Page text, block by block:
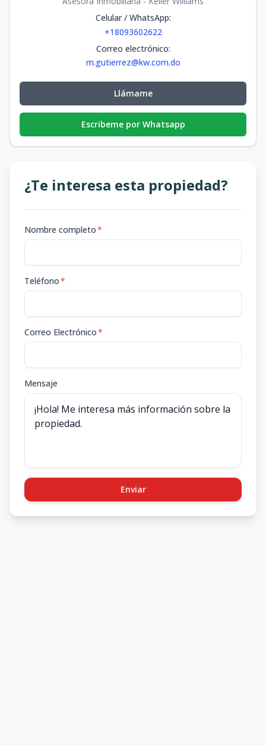
Celular / WhatsApp:
+18093602622
Correo electrónico:
m.gutierrez@kw.com.do
Llámame
Escribeme por Whatsapp
¿Te interesa esta propiedad?
Nombre completo*
Teléfono*
Correo Electrónico*
Mensaje
Enviar